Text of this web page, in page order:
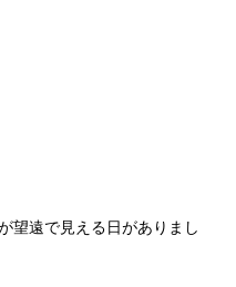
望遠で見える日がありまし